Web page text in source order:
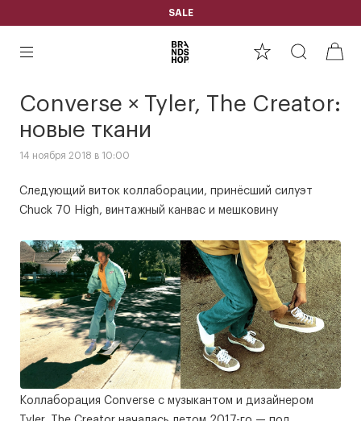
SALE
Converse × Tyler, The Creator:
новые ткани
14 ноября 2018 в 10:00
Следующий виток коллаборации, принёсший силуэт
Chuck 70 High, винтажный канвас и мешковину
Коллаборация Converse с музыкантом и дизайнером